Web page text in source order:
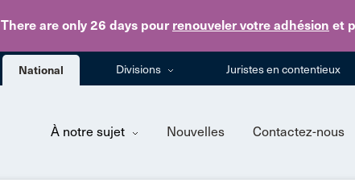
There are only 26 days pour renouveler votre adhésion et
National Divisions Juristes en contentieux
À notre sujet Nouvelles Contactez-nous